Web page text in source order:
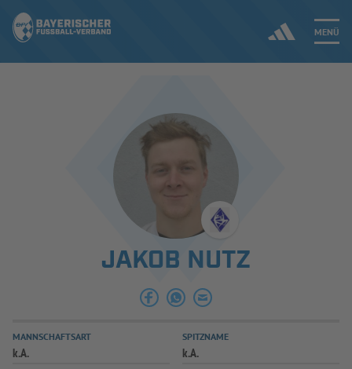
MENÜ
ERGEBNISSE & WETTBEWERBE
SPIELBETRIEB & VERBANDSLEBEN
AUSBILDUNG & FÖRDERUNG
JAKOB NUTZ
MANNSCHAFTSART
k.A.
SPITZNAME
k.A.